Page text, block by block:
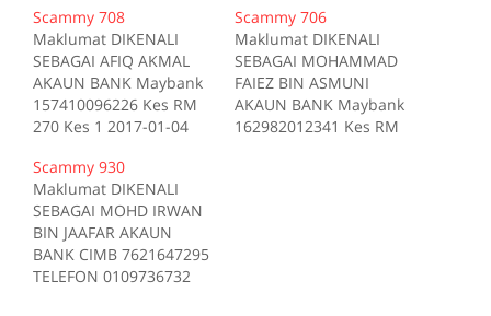
Scammy 708
Maklumat DIKENALI
SEBAGAI AFIQ AKMAL
AKAUN BANK Maybank
157410096226 Kes RM
270 Kes 1 2017-01-04
Sumber scam.my id:708
Scammy 706
Maklumat DIKENALI
SEBAGAI MOHAMMAD
FAIEZ BIN ASMUNI
AKAUN BANK Maybank
162982012341 Kes RM
Scammy 930
Maklumat DIKENALI
SEBAGAI MOHD IRWAN
BIN JAAFAR AKAUN
BANK CIMB 7621647295
TELEFON 0109736732